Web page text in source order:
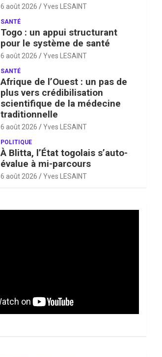
6 août 2026 Yves LESAINT
SANTÉ
Togo : un appui structurant
pour le système de santé
6 août 2026 Yves LESAINT
SANTÉ
Afrique de l’Ouest : un pas de
plus vers crédibilisation
scientifique de la médecine
traditionnelle
6 août 2026 Yves LESAINT
POLITIQUE
À Blitta, l’État togolais s’auto-
évalue à mi-parcours
6 août 2026 Yves LESAINT